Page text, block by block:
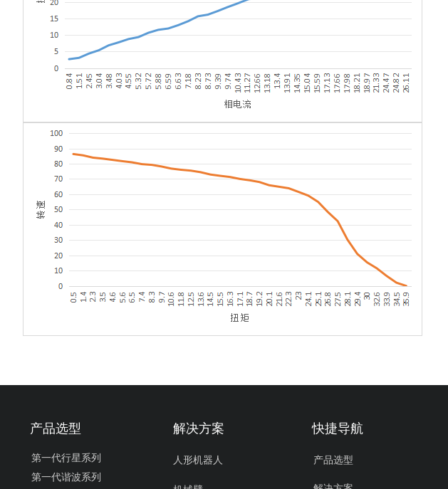
产品选型
第一代行星系列
第一代谐波系列
解决方案
人形机器人
快捷导航
产品选型